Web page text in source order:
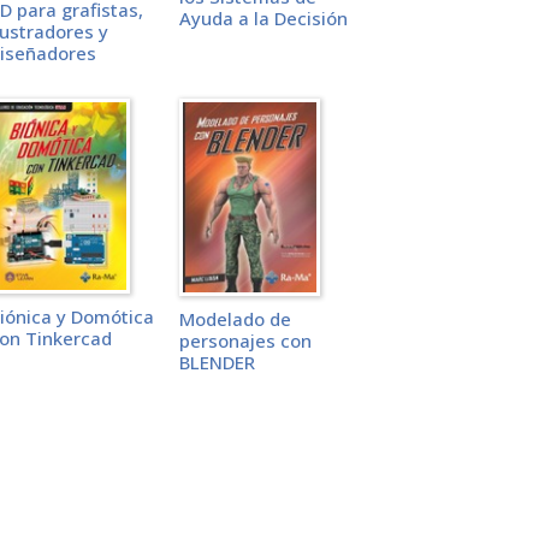
para grafistas,
y
Ayuda a la Decisión
y Domótica
Tinkercad
Modelado de
personajes con
BLENDER